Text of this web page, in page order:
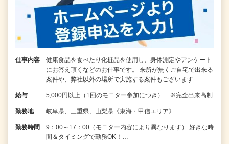
仕事内容
健康食品を食べたり化粧品を使用し、身体測定やアンケート
にお答え頂くなどのお仕事です。 来所が無くご自宅で出来る
案件や、弊社以外の場所で実施する案件もございます…
給与 5,000円以上（1回のモニター参加につき） ※完全出来高制
勤務地 岐阜県、三重県、山梨県《東海・甲信エリア》
勤務時間
9：00～17：00（モニター内容により異なります） 好きな時
間＆タイミングで勤務OK！…